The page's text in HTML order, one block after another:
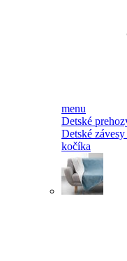
menu
Detské
Detské
kočíka